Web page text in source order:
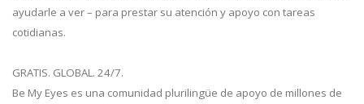
ayudarle a ver – para prestar su atención y apoyo con tareas
cotidianas.
GRATIS. GLOBAL. 24/7.
Be My Eyes es una comunidad plurilingüe de apoyo de millones de